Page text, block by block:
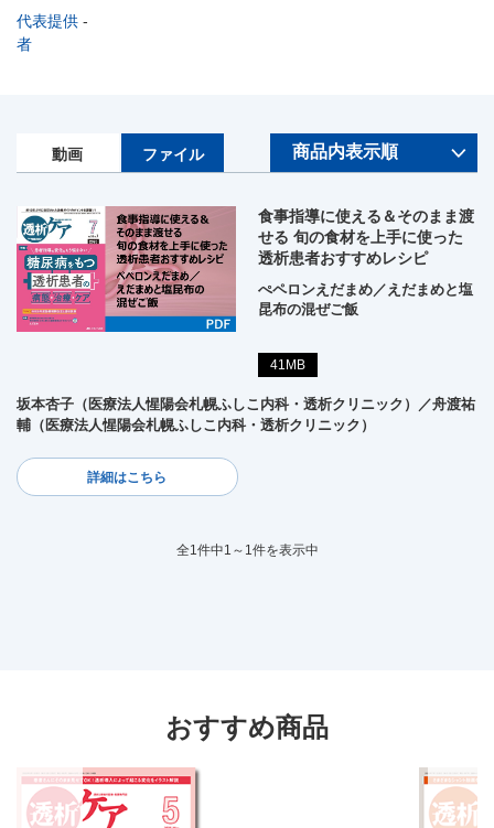
代表提供
者
-
動画 ファイル
食事指導に使える＆そのまま渡
せる 旬の食材を上手に使った
透析患者おすすめレシピ
ぺペロンえだまめ／えだまめと塩
昆布の混ぜご飯
41MB
坂本杏子（医療法人惺陽会札幌ふしこ内科・透析クリニック）／舟渡祐
輔（医療法人惺陽会札幌ふしこ内科・透析クリニック）
詳細はこちら
全1件中1～1件を表示中
おすすめ商品